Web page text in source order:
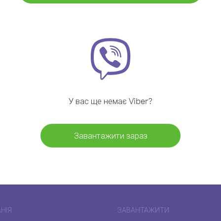
У вас ще немає Viber?
Завантажити зараз
ЗАВАНТАЖИТИ